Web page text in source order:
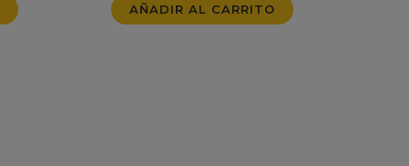
AÑADIR AL CARRITO